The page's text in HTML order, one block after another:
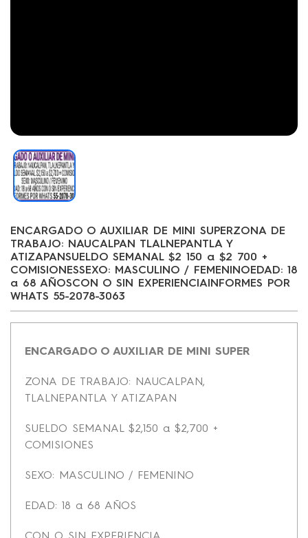
ENCARGADO O AUXILIAR DE MINI SUPERZONA DE
TRABAJO: NAUCALPAN TLALNEPANTLA Y
ATIZAPANSUELDO SEMANAL $2 150 a $2 700 +
COMISIONESSEXO: MASCULINO / FEMENINOEDAD: 18
a 68 AÑOSCON O SIN EXPERIENCIAINFORMES POR
WHATS 55-2078-3063
ENCARGADO O AUXILIAR DE MINI SUPER
ZONA DE TRABAJO: NAUCALPAN,
TLALNEPANTLA Y ATIZAPAN
SUELDO SEMANAL $2,150 a $2,700 +
COMISIONES
SEXO: MASCULINO / FEMENINO
EDAD: 18 a 68 AÑOS